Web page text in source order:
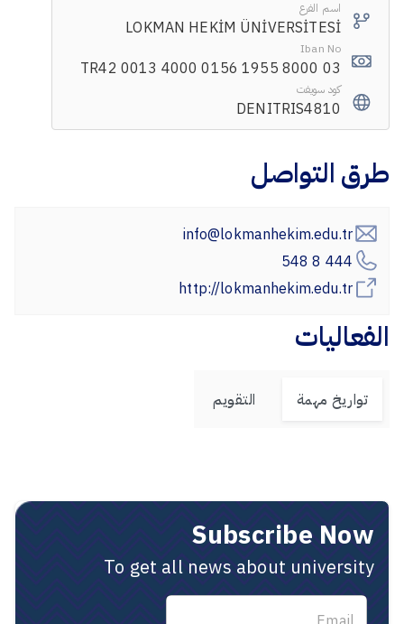
اسم الفرع
LOKMAN HEKİM ÜNİVERSİTESİ
Iban No
TR42 0013 4000 0156 1955 8000 03
كود سويفت
DENITRIS4810
طرق التواصل
info@lokmanhekim.edu.tr
444 8 548
http://lokmanhekim.edu.tr
الفعاليات
تواريخ مهمة التقويم
Subscribe Now
To get all news about university